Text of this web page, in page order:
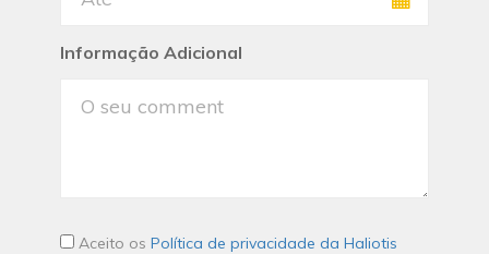
Informação Adicional
Aceito os Política de privacidade da Haliotis